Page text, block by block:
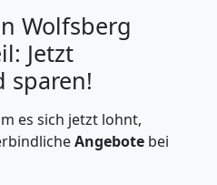
Wolfsberg
Jetzt
sparen!
es sich jetzt lohnt,
Angebote bei